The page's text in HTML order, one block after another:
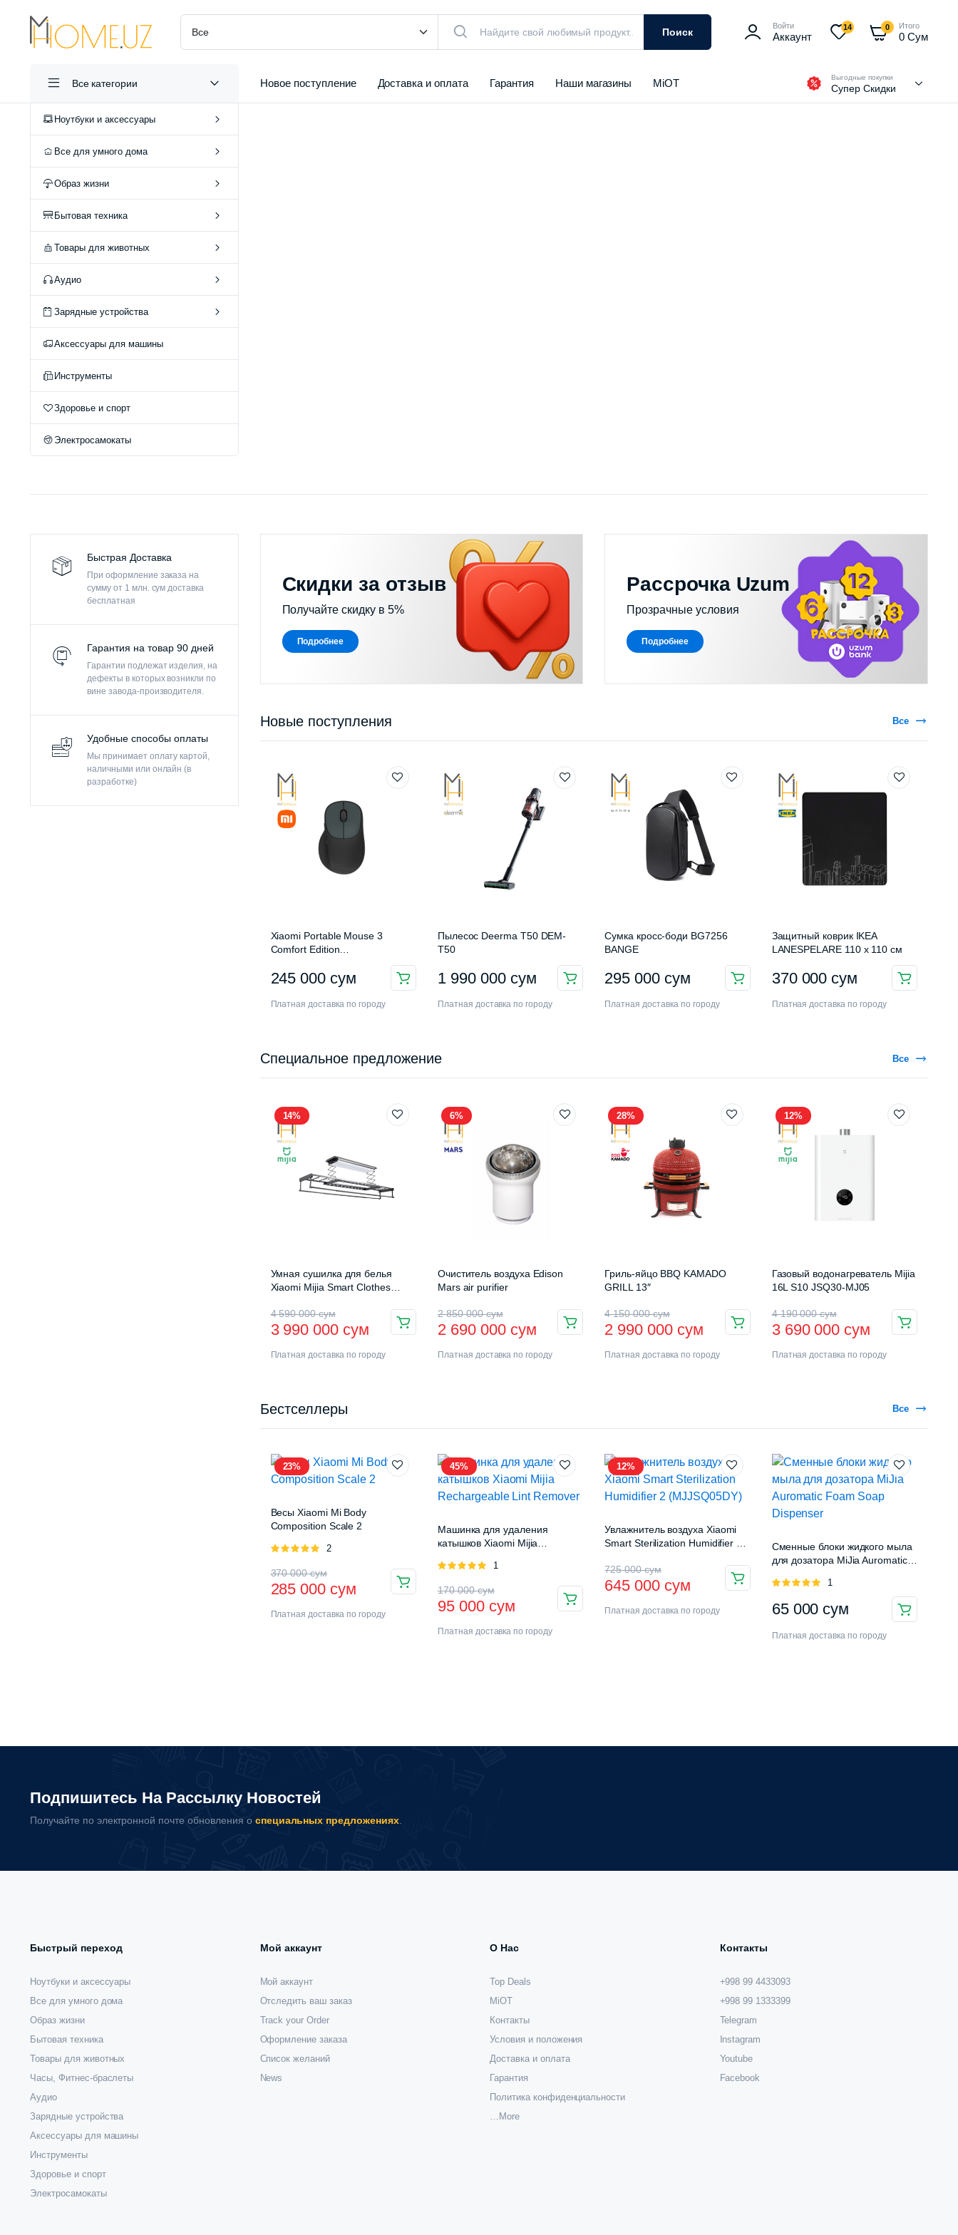
Поиск
Войти
Аккаунт
14 0 Итого
0Сум
Все категории
Ноутбуки и аксессуары
Все для умного дома
Образ жизни
Бытовая техника
Товары для животных
Аудио
Зарядные устройства
Аксессуары для машины
Инструменты
Здоровье и спорт
Электросамокаты
Новое поступление Доставка и оплата Гарантия Наши магазины MiOT Выгодные покупки
Супер Скидки
Быстрая Доставка
При оформление заказа на
сумму от 1 млн. сум доставка
бесплатная
Гарантия на товар 90 дней
Гарантии подлежат изделия, на
дефекты в которых возникли по
вине завода-производителя.
Удобные способы оплаты
Мы принимает оплату картой,
наличными или онлайн (в
разработке)
Скидки за отзыв
Получайте скидку в 5%
Подробнее
Рассрочка Uzum
Прозрачные условия
Подробнее
Новые поступления Все
Xiaomi Portable Mouse 3
Comfort Edition
245 000 сум
Платная доставка по городу
Пылесос Deerma T50 DEM-
T50
1 990 000 сум
Платная доставка по городу
Сумка кросс-боди BG7256
BANGE
295 000 сум
Платная доставка по городу
Защитный коврик IKEA
LANESPELARE 110 x 110 см
370 000 сум
Платная доставка по городу
Специальное предложение Все
14%
Умная сушилка для белья
Xiaomi Mijia Smart Clothes
4 590 000сум
3 990 000 сум
Платная доставка по городу
6%
Очиститель воздуха Edison
Mars air purifier
2 850 000сум
2 690 000 сум
Платная доставка по городу
28%
Гриль-яйцо BBQ KAMADO
GRILL 13″
4 150 000сум
2 990 000 сум
Платная доставка по городу
12%
Газовый водонагреватель Mijia
16L S10 JSQ30-MJ05
4 190 000сум
3 690 000 сум
Платная доставка по городу
Бестселлеры Все
23%
Весы Xiaomi Mi Body
Composition Scale 2
Оценка
2
370 000сум
285 000 сум
Платная доставка по городу
45%
Машинка для удаления
катышков Xiaomi Mijia
Оценка
1
170 000сум
95 000 сум
Платная доставка по городу
12%
Увлажнитель воздуха Xiaomi
Smart Sterilization Humidifier 2
725 000сум
645 000 сум
Платная доставка по городу
Сменные блоки жидкого мыла
для дозатора MiJia Auromatic
Оценка
1
65 000 сум
Платная доставка по городу
Подпишитесь На Рассылку Новостей
Получайте по электронной почте обновления о специальных предложениях.
Быстрый переход
Ноутбуки и аксессуары
Все для умного дома
Образ жизни
Бытовая техника
Товары для животных
Часы, Фитнес-браслеты
Аудио
Зарядные устройства
Аксессуары для машины
Инструменты
Здоровье и спорт
Электросамокаты
Мой аккаунт
Мой аккаунт
Отследить ваш заказ
Track your Order
Оформление заказа
Список желаний
News
О Нас
Top Deals
MiOT
Контакты
Условия и положения
Доставка и оплата
Гарантия
Политика конфиденциальности
…More
Контакты
+998 99 4433093
+998 99 1333399
Telegram
Instagram
Youtube
Facebook